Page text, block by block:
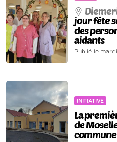
jour fête
des
aidants
Publié le
INITIATIVE
La
de
commune